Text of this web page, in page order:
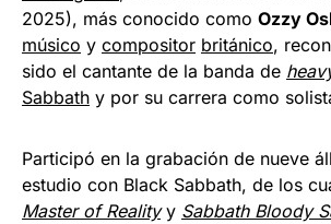
2025),​ más conocido como Ozzy
músico y compositor británico,
sido el cantante de la banda de
Sabbath y por su carrera como
Participó en la grabación de nueve
estudio con Black Sabbath,​ de los
Master of Realityy Sabbath Bloody